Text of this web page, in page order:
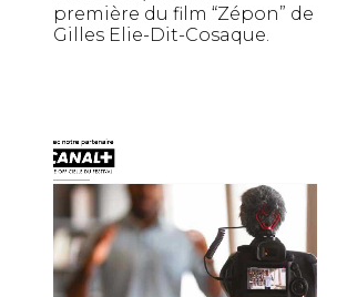
première du film “Zépon” de
Gilles Elie-Dit-Cosaque.